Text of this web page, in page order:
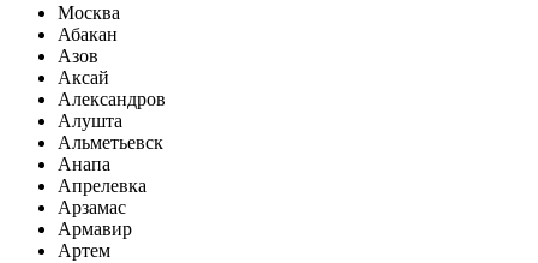
Москва
Абакан
Азов
Аксай
Александров
Алушта
Альметьевск
Анапа
Апрелевка
Арзамас
Армавир
Артем